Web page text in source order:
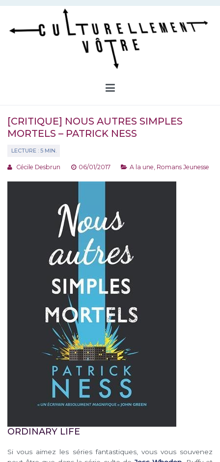
Aller
contenu
[CRITIQUE] NOUS AUTRES SIMPLES
MORTELS – PATRICK NESS
Cécile Desbrun 06/01/2017 A la une Romans Jeunesse
ORDINARY LIFE
Si vous aimez les séries fantastiques, vous vous souvenez